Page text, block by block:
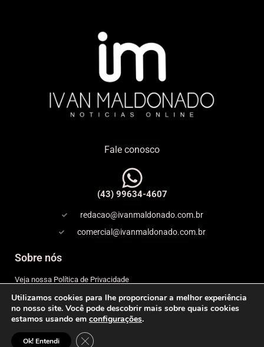
Fale conosco
(43) 99634-4607
redacao@ivanmaldonado.com.br
comercial@ivanmaldonado.com.br
Sobre nós
Veja nossa Política de Privacidade
Copyright
Expediente
© 2026 IVAN MALDONADO – NOTÍCIAS ONLINE– Todos os
Utilizamos cookies para lhe proporcionar a melhor experiência
no nosso site. Você pode descobrir mais sobre quais cookies
estamos usando em configurações.
Ok! Entendi Close GDPR Cookie Banner